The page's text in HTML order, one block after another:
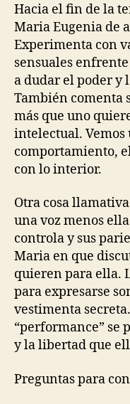
Hacia el fin de la
Maria Eugenia de
Experimenta con
sensuales
a dudar el poder y
También comenta
más que uno
intelectual.
comportamiento,
con lo interior.
Otra cosa
una voz menos
controla y sus
Maria en que
quieren para ella.
para expresarse
vestimenta
“performance” se
y la libertad que
Preguntas para